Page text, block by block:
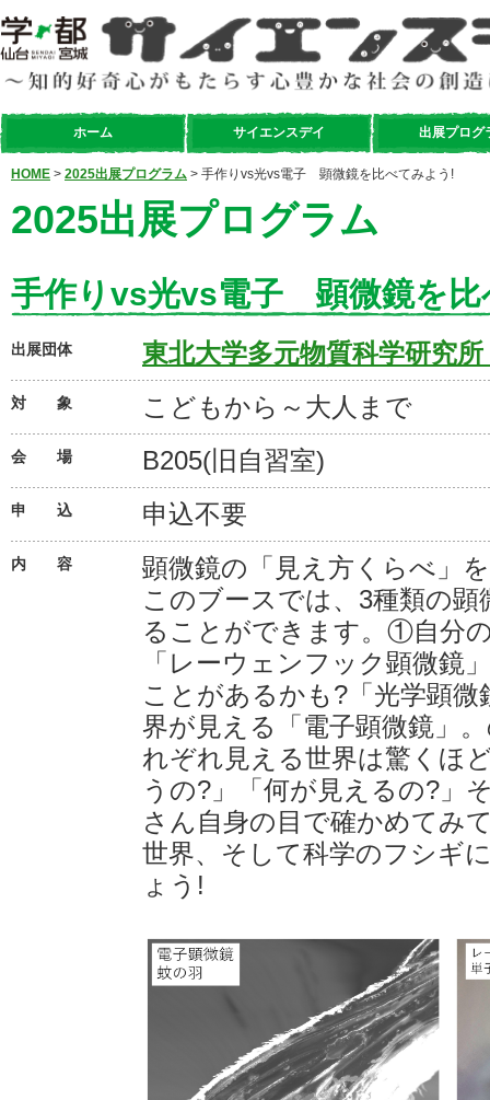
ホーム サイエンスデイ 出展プログ
HOME > 2025出展プログラム > 手作りvs光vs電子 顕微鏡を比べてみよう!
2025出展プログラム
手作りvs光vs電子 顕微鏡を比
出展団体 東北大学多元物質科学研究
対 象 こどもから～大人まで
会 場 B205(旧自習室)
申 込 申込不要
内 容
顕微鏡の「見え方くらべ」
このブースでは、3種類の
ることができます。①自分
「レーウェンフック顕微鏡
ことがあるかも?「光学顕
界が見える「電子顕微鏡」
れぞれ見える世界は驚くほ
うの?」「何が見えるの?」
さん自身の目で確かめてみ
世界、そして科学のフシギ
ょう!